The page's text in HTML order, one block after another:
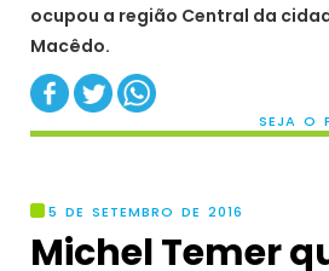
ocupou a região Central da
Macêdo.
SEJA O
5 DE SETEMBRO DE 2016
Michel Temer